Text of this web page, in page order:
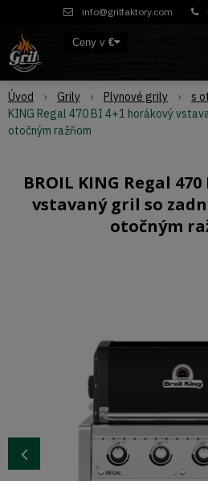
info@grilfaktory.com
Ceny v €
Úvod Grily Plynové grily s
KING Regal 470 BI 4+1 horákový
otočným ražňom
BROIL KING Regal
vstavaný gril so
otočným